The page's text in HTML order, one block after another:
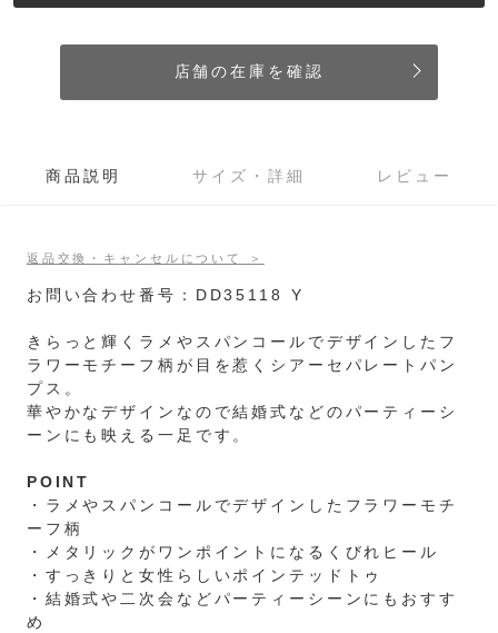
店舗の在庫を確認
商品説明 サイズ・詳細 レビュー
返品交換・キャンセルについて ＞
お問い合わせ番号：DD35118 Y
きらっと輝くラメやスパンコールでデザインしたフ
ラワーモチーフ柄が目を惹くシアーセパレートパン
プス。
華やかなデザインなので結婚式などのパーティーシ
ーンにも映える一足です。
POINT
・ラメやスパンコールでデザインしたフラワーモチ
ーフ柄
・メタリックがワンポイントになるくびれヒール
・すっきりと女性らしいポインテッドトゥ
・結婚式や二次会などパーティーシーンにもおすす
め